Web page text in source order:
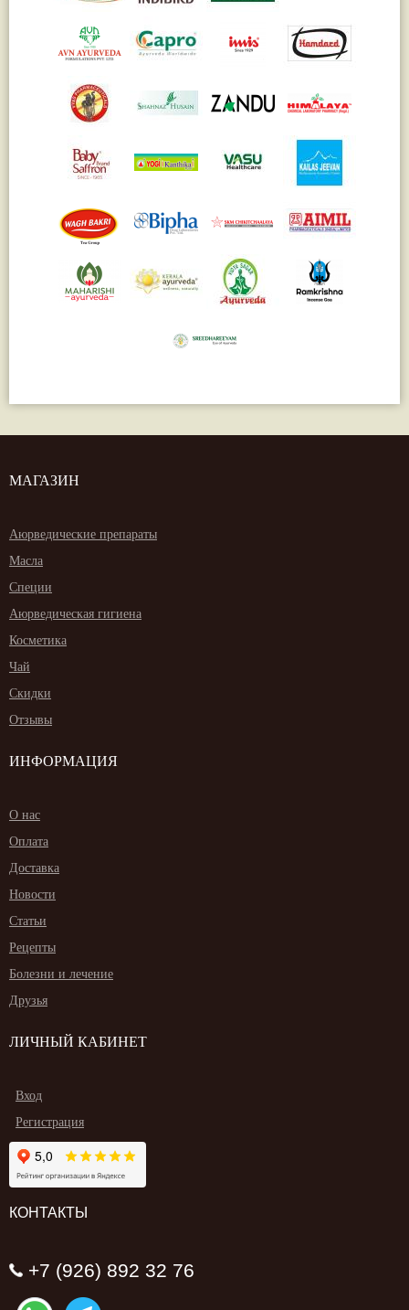
МАГАЗИН
Аюрведические препараты
Масла
Специи
Аюрведическая гигиена
Косметика
Чай
Скидки
Отзывы
ИНФОРМАЦИЯ
О нас
Оплата
Доставка
Новости
Статьи
Рецепты
Болезни и лечение
Друзья
ЛИЧНЫЙ КАБИНЕТ
Вход
Регистрация
КОНТАКТЫ
+7 (926) 892 32 76